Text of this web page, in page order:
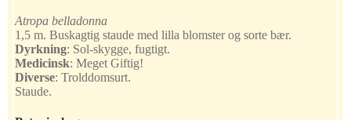
Atropa belladonna
1,5 m. Buskagtig staude med lilla blomster og sorte bær.
Dyrkning: Sol-skygge, fugtigt.
Medicinsk: Meget Giftig!
Diverse: Trolddomsurt.
Staude.